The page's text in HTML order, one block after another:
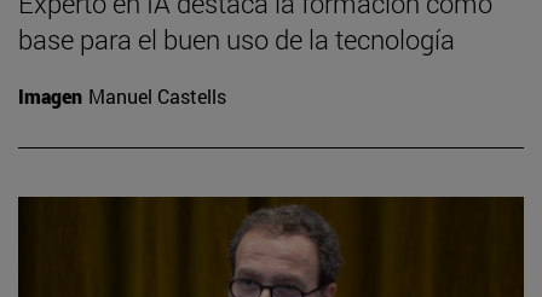
base para el buen uso de la tecnología
Imagen Manuel Castells